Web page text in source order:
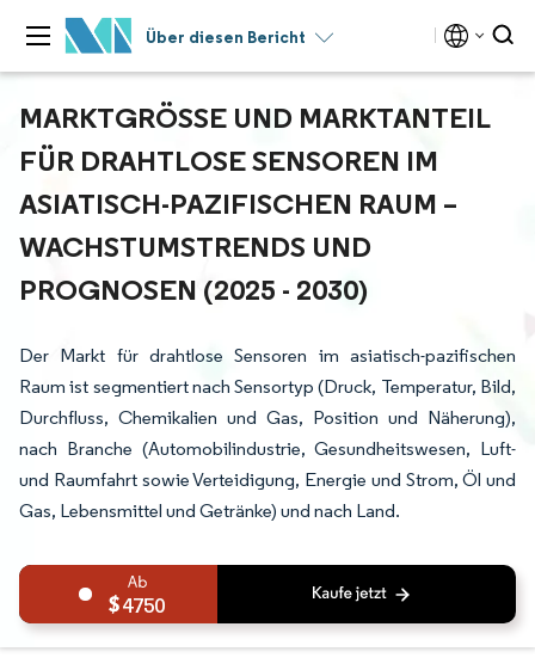
Über diesen Bericht
MARKTGRÖSSE UND MARKTANTEIL F
ÜR DRAHTLOSE SENSOREN IM A
SIATISCH-PAZIFISCHEN RAUM – W
ACHSTUMSTRENDS UND P
ROGNOSEN (2025 - 2030)
Der Markt für drahtlose Sensoren im asiatisch-pazifischen
Raum ist segmentiert nach Sensortyp (Druck, Temperatur, Bild,
Durchfluss, Chemikalien und Gas, Position und Näherung),
nach Branche (Automobilindustrie, Gesundheitswesen, Luft-
und Raumfahrt sowie Verteidigung, Energie und Strom, Öl und
Gas, Lebensmittel und Getränke) und nach Land.
4750